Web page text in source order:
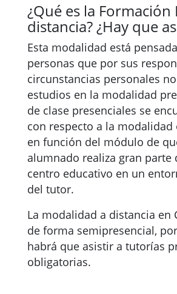
¿Qué es la
distancia? ¿Hay que
Esta modalidad está
personas que por sus
circunstancias personales
estudios en la modalidad
de clase presenciales se
con respecto a la
en función del módulo de
alumnado realiza gran
centro educativo en un
del tutor.
La modalidad a distancia en
de forma semipresencial,
habrá que asistir a tutorías
obligatorias.